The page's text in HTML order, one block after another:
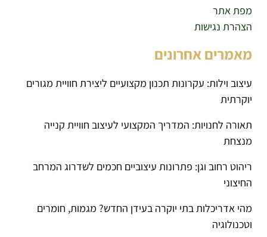
מפת אתר
הצהרת נגישות
מאמרים אחרונים
עיצוב וילות: עקרונות תכנון מקצועיים ליצירת חוויית מגורים
יוקרתית
תאורה לחנויות: המדריך המקצועי לעיצוב חוויית קנייה
מנצחת
ריהוט רחוב וגן: פתרונות עיצוביים חכמים לשדרוג המרחב
החיצוני
מהי אדריכלות בתי יוקרה בעידן החדש? מגמות, חומרים
וטכנולוגיה